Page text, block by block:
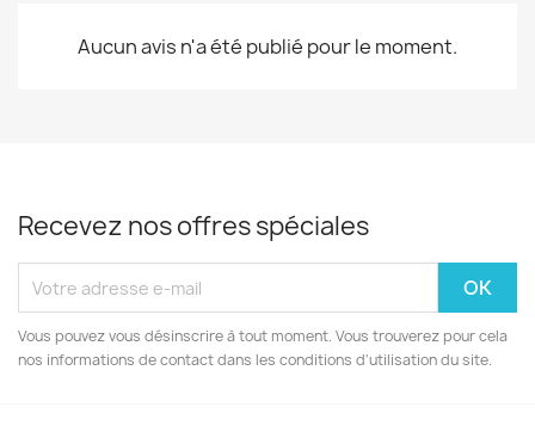
Aucun avis n'a été publié pour le moment.
Recevez nos offres spéciales
Vous pouvez vous désinscrire à tout moment. Vous trouverez pour cela
nos informations de contact dans les conditions d'utilisation du site.